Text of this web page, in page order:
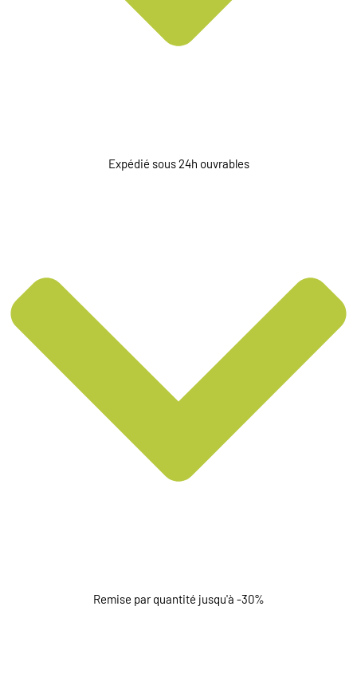
Expédié sous 24h ouvrables
Remise par quantité jusqu'à -30%